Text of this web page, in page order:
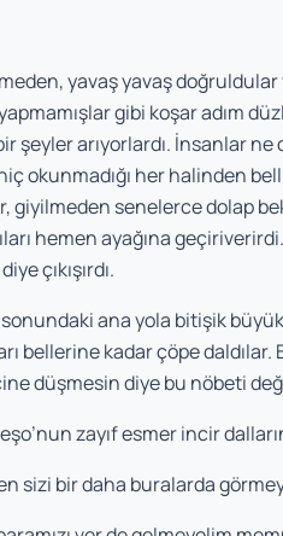
yavaş yavaş
gibi koşar adım
şeyler arıyorlardı. İnsanlar
okunmadığı her halinden
giyilmeden senelerce dolap
hemen ayağına
çıkışırdı.
sonundaki ana yola bitişik
bellerine kadar çöpe
düşmesin diye bu nöbeti
zayıf esmer incir
sizi bir daha buralarda